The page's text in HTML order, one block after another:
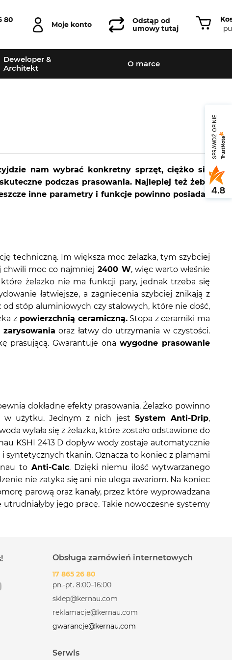
80
Moje konto
Odstąp od
umowy tutaj
Deweloper &
Architekt
O marce
nam wybrać konkretny sprzęt, ciężko się
podczas prasowania. Najlepiej też żeby
inne parametry i funkcje powinno posiadać
techniczną. Im większa moc żelazka, tym szybciej
chwili moc co najmniej 2400 W, więc warto właśnie
żelazko nie ma funkcji pary, jednak trzeba się
łatwiejsze, a zagniecenia szybciej znikają z
od stóp aluminiowych czy stalowych, które nie dość,
zpowierzchnią ceramiczną.Stopa z ceramiki ma
oraz łatwy do utrzymania w czystości.
prasującą. Gwarantuje onawygodne prasowanie
dokładne efekty prasowania. Żelazko powinno
w użytku. Jednym z nich jest System Anti-Drip,
wylała się z żelazka, które zostało odstawione do
KSHI 2413 D dopływ wody zostaje automatycznie
syntetycznych tkanin. Oznacza to koniec z plamami
toAnti-Calc. Dzięki niemu ilość wytwarzanego
nie zatyka się ani nie ulega awariom. Na koniec
parową oraz kanały, przez które wyprowadzana
jego pracę. Takie nowoczesne systemy
Obsługa zamówień internetowych
17 865 26 80
pn.-pt. 8:00–16:00
sklep@kernau.com
reklamacje@kernau.com
gwarancje@kernau.com
Serwis
SPRAWDŹ OPINIE
4.8